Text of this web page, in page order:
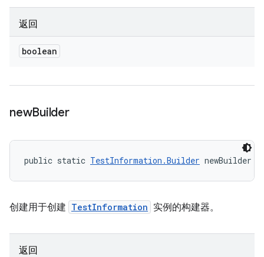
返回
boolean
newBuilder
public static TestInformation.Builder newBuilder
创建用于创建 TestInformation 实例的构建器。
返回